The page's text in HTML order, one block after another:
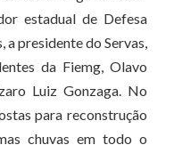
estadual de Defesa
presidente do Servas,
da Fiemg, Olavo
Luiz Gonzaga. No
para reconstrução
chuvas em todo o